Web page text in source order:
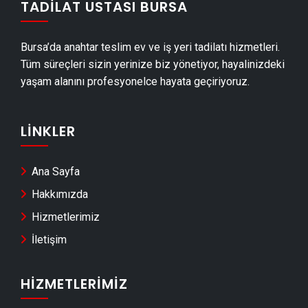
İznik Duvar Panelleri̇ Montajı
İznik Duvar Çıtası Ustası
İznik Havuz Yapımı
İznik Hafriyat & Moloz Atımı
İznik Kepçe Kiralama
İznik Seramik Ustası
İznik Teras Kapatma
İznik Anahtar Teslim Tadilat
İznik Anahtar Teslim İnşaat
İznik Dekoratif Taş Kaplama
TADILAT USTASI BURSA
Bursa’da anahtar teslim ev ve iş yeri tadilatı hizmetleri.
Tüm süreçleri sizin yerinize biz yönetiyor, hayalinizdeki
yaşam alanını profesyonelce hayata geçiriyoruz.
LINKLER
Ana Sayfa
Hakkımızda
Hizmetlerimiz
İletişim
HIZMETLERIMIZ